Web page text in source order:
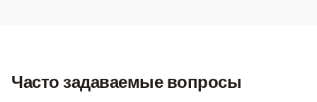
Часто задаваемые вопросы